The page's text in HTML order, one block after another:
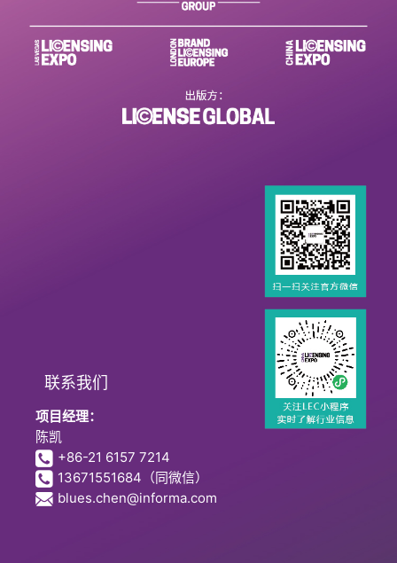
联系我们
项目经理：
陈凯
+86-21 6157 7214
13671551684 （同微信）
blues.chen@informa.com